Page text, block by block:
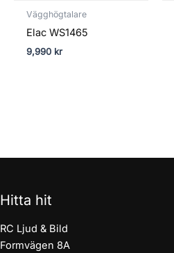
Vägghögtalare
Elac WS1465
9,990 kr
Hitta hit
RC Ljud & Bild
Formvägen 8A